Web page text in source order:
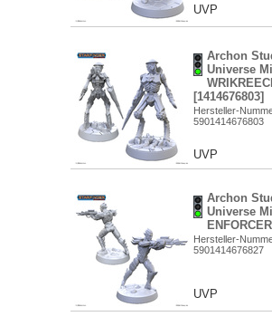
UVP
Archon
Universe
[1414676803]
Hersteller-
5901414676803
UVP
Archon
Universe
Hersteller-
5901414676827
UVP